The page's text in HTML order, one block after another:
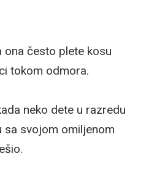
ona često plete kosu
tokom odmora.
neko dete u razredu
sa svojom omiljenom